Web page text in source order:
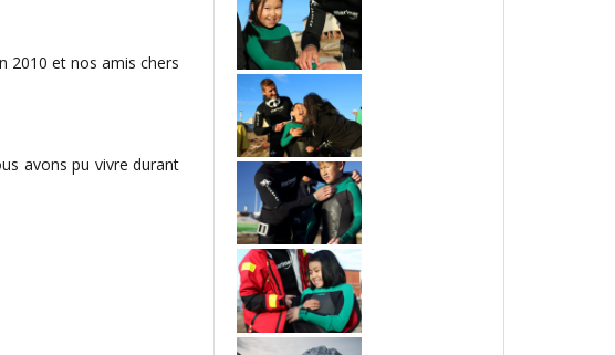
2010 et nos amis chers
avons pu vivre durant